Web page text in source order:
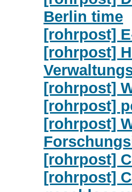
Berlin time
[rohrpost]
[rohrpost]
[rohrpost]
[rohrpost]
[rohrpost]
[rohrpost]
[rohrpost]